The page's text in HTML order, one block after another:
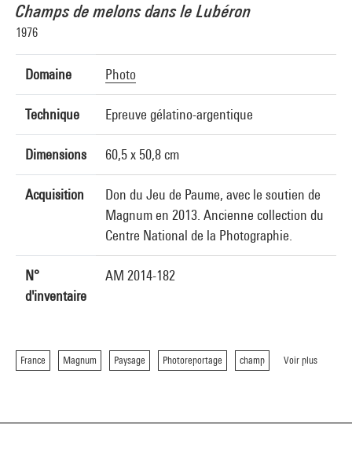
Champs de melons dans le Lubéron
1976
Domaine Photo
Technique Epreuve gélatino-argentique
Dimensions 60,5 x 50,8 cm
Acquisition
Don du Jeu de Paume, avec le soutien de
Magnum en 2013. Ancienne collection du
Centre National de la Photographie.
N°
d'inventaire
AM 2014-182
France Magnum Paysage Photoreportage champ Voir plus